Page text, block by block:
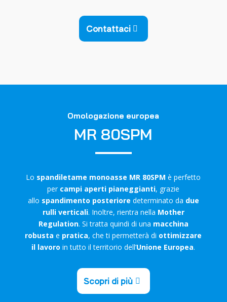
Contattaci
Omologazione europea
MR 80SPM
Lo spandiletame monoasse MR 80SPM è perfetto
per campi aperti pianeggianti, grazie
allo spandimento posteriore determinato da due
rulli verticali. Inoltre, rientra nella Mother
Regulation. Si tratta quindi di una macchina
robusta e pratica, che ti permetterà di ottimizzare
il lavoro in tutto il territorio dell’Unione Europea.
Scopri di più